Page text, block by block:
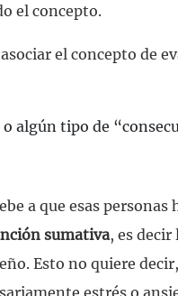
el concepto.
el concepto de
algún tipo de
a que esas personas
sumativa, es decir
Esto no quiere
estrés o